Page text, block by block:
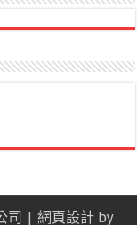
司 | 網頁設計by